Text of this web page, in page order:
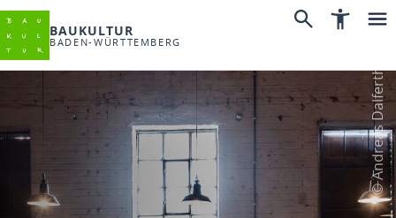
BAUKULTUR
BADEN-WÜRTTEMBERG
© Andreas Dalferth